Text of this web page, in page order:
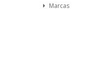
Marcas